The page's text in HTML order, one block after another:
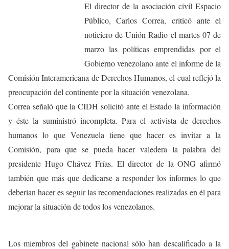
El director de la asociación civil Espacio
Público, Carlos Correa, criticó ante el
noticiero de Unión Radio el martes 07 de
marzo las políticas emprendidas por el
Gobierno venezolano ante el informe de la
Comisión Interamericana de Derechos Humanos, el cual reflejó la
preocupación del continente por la situación venezolana.
Correa señaló que la CIDH solicitó ante el Estado la información
y éste la suministró incompleta. Para el activista de derechos
humanos lo que Venezuela tiene que hacer es invitar a la
Comisión, para que se pueda hacer valedera la palabra del
presidente Hugo Chávez Frías. El director de la ONG afirmó
también que más que dedicarse a responder los informes lo que
deberían hacer es seguir las recomendaciones realizadas en él para
mejorar la situación de todos los venezolanos.
Los miembros del gabinete nacional sólo han descalificado a la